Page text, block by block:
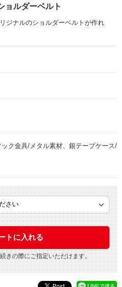
ョルダーベルト
ジナルのショルダーベルトが作れ
ク金具/メタル素材、銀テープケース/
きの際にご指定いただけます。